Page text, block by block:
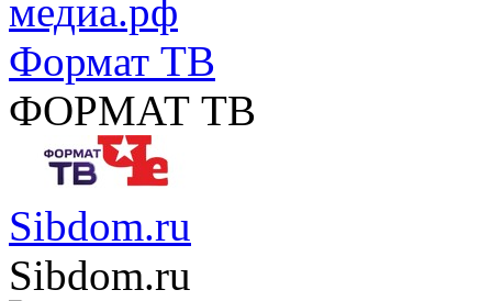
Формат ТВ
ФОРМАТ ТВ
Sibdom.ru
Sibdom.ru